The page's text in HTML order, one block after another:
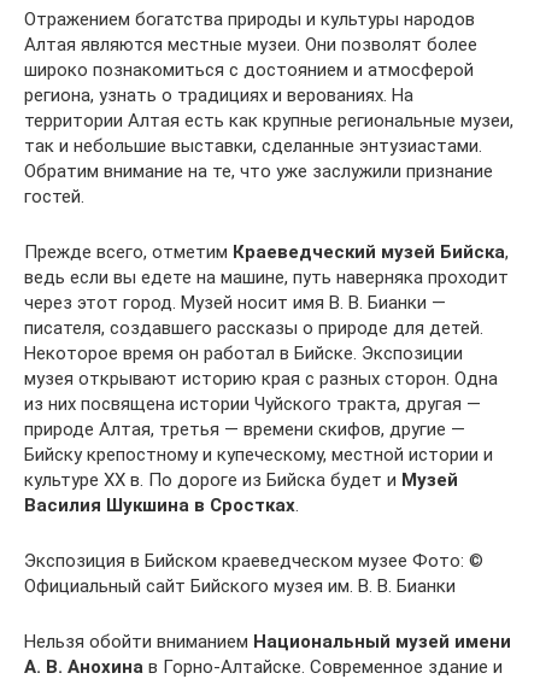
Отражением богатства природы и культуры народов
Алтая являются местные музеи. Они позволят более
широко познакомиться с достоянием и атмосферой
региона, узнать о традициях и верованиях. На
территории Алтая есть как крупные региональные музеи,
так и небольшие выставки, сделанные энтузиастами.
Обратим внимание на те, что уже заслужили признание
гостей.
Прежде всего, отметим Краеведческий музей Бийска,
ведь если вы едете на машине, путь наверняка проходит
через этот город. Музей носит имя В. В. Бианки —
писателя, создавшего рассказы о природе для детей.
Некоторое время он работал в Бийске. Экспозиции
музея открывают историю края с разных сторон. Одна
из них посвящена истории Чуйского тракта, другая —
природе Алтая, третья — времени скифов, другие —
Бийску крепостному и купеческому, местной истории и
культуре XX в. По дороге из Бийска будет и Музей
Василия Шукшина в Сростках
Экспозиция в Бийском краеведческом музее Фото: ©
Официальный сайт Бийского музея им. В. В. Бианки
Нельзя обойти вниманием Национальный музей имени
А. В. Анохина в Горно-Алтайске. Современное здание и